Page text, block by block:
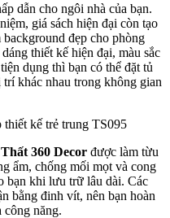
dẫn cho ngôi nhà của bạn.
giá sách hiện đại còn tạo
đẹp cho phòng
thiết kế hiện đại, màu sắc
dụng thì bạn có thể đặt tủ
khác nhau trong không gian
360 Decor được làm từu
ẩm, chống mối mọt và cong
bạn khi lưu trữ lâu dài. Các
bằng đinh vít, nên bạn hoàn
công năng.